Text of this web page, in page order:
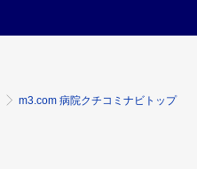
m3.com 病院クチコミナビトップ